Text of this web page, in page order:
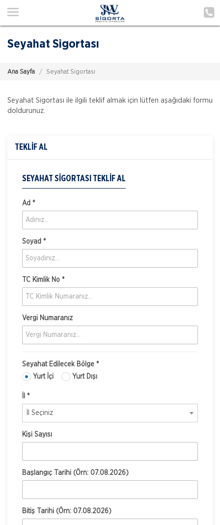
Ana Sayfa
Poliçe Hatırlat
İletişim
Seyahat Sigortası
Ana Sayfa Seyahat Sigortası
Seyahat Sigortası ile ilgili teklif almak için lütfen aşağıdaki formu
doldurunuz.
TEKLİF AL
SEYAHAT SIGORTASI TEKLIF AL
Ad *
Soyad *
TC Kimlik No *
Vergi Numaranız
Seyahat Edilecek Bölge *
Yurt İçi
Yurt Dışı
İl *
İl Seçiniz
Kişi Sayısı
Başlangıç Tarihi (Örn: 07.08.2026)
Bitiş Tarihi (Örn: 07.08.2026)